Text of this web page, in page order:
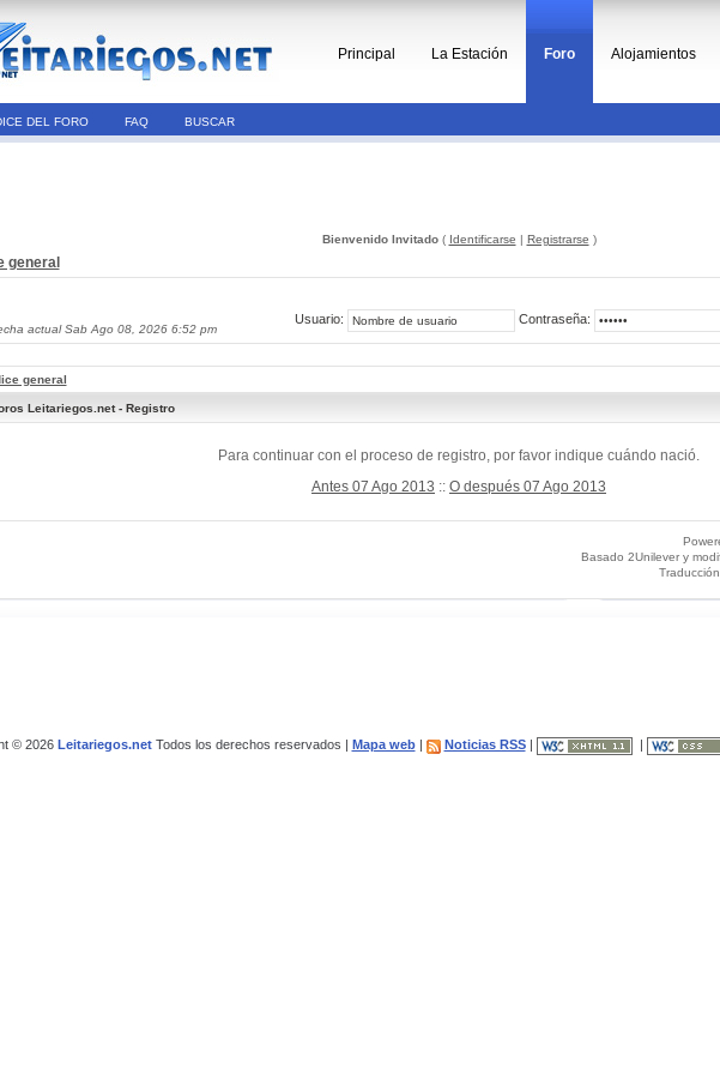
Principal La Estación Foro Alojamientos
DEL FORO FAQ BUSCAR
Bienvenido Invitado( Identificarse | Registrarse )
general
actual Sab Ago 08, 2026 6:52 pm
Usuario: Contraseña:
general
Leitariegos.net - Registro
Para continuar con el proceso de registro, por favor indique cuándo nació.
Antes 07 Ago 2013 :: O después 07 Ago 2013
Basado 2Unilever y
© 2026 Leitariegos.netTodos los derechos reservados | Mapa web| Noticias RSS|